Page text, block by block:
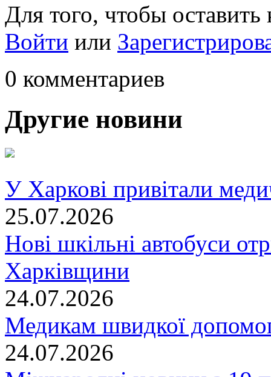
Для того, чтобы
Войти или
0 комментариев
Другие новини
У Харкові привітали
25.07.2026
Нові шкільні автобуси
Харківщини
24.07.2026
Медикам швидкої
24.07.2026